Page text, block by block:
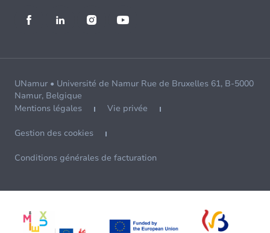
UNamur • Université de Namur Rue de Bruxelles 61, B-5000
Namur, Belgique
Mentions légales
Vie privée
Gestion des cookies
Conditions générales de facturation